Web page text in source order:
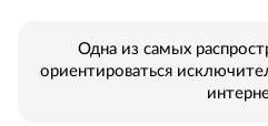
Одна из самых
ориентироваться